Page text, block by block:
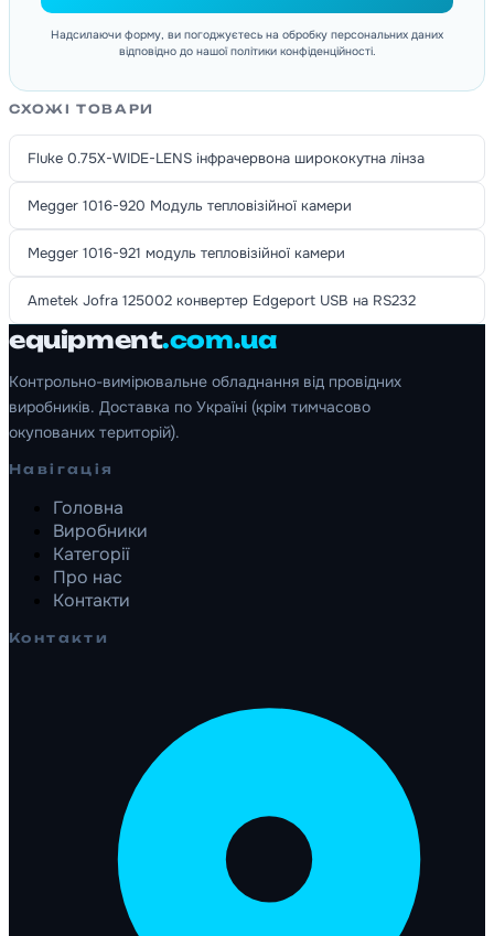
Надсилаючи форму, ви погоджуєтесь на обробку персональних даних
відповідно до нашої політики конфіденційності.
СХОЖІ ТОВАРИ
Fluke 0.75X-WIDE-LENS інфрачервона ширококутна лінза
Megger 1016-920 Модуль тепловізійної камери
Megger 1016-921 модуль тепловізійної камери
Ametek Jofra 125002 конвертер Edgeport USB на RS232
equipment.com.ua
Контрольно-вимірювальне обладнання від провідних
виробників. Доставка по Україні (крім тимчасово
окупованих територій).
Навігація
Головна
Виробники
Категорії
Про нас
Контакти
Контакти